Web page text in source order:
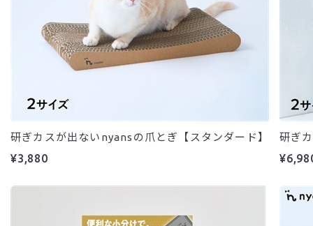
研ぎカスが出ないnyansの爪とぎ【スタンダード】
¥3,880
研ぎ